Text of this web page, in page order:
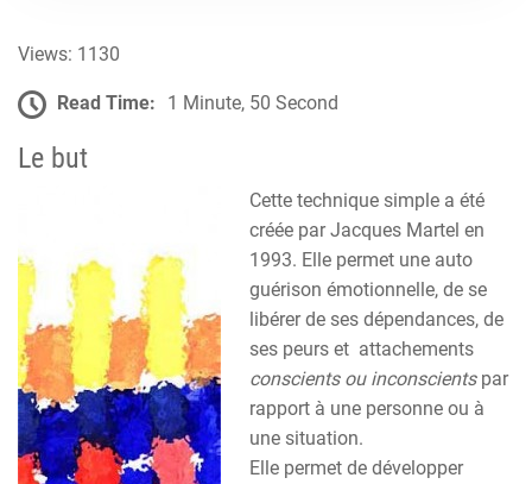
Views: 1130
Read Time: 1 Minute, 50 Second
Le but
Cette technique simple a été
créée par Jacques Martel en
1993. Elle permet une auto
guérison émotionnelle, de se
libérer de ses dépendances, de
ses peurs et attachements
conscients ou inconscientspar
rapport à une personne ou à
une situation.
Elle permet de développer